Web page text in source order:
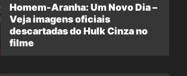
Homem-Aranha: Um Novo Dia –
Veja imagens oficiais
descartadas do Hulk Cinza no
filme